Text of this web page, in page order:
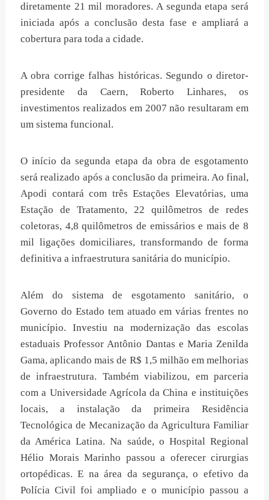
diretamente 21 mil moradores. A segunda etapa será
iniciada após a conclusão desta fase e ampliará a
cobertura para toda a cidade.
A obra corrige falhas históricas. Segundo o diretor-
presidente da Caern, Roberto Linhares, os
investimentos realizados em 2007 não resultaram em
um sistema funcional.
O início da segunda etapa da obra de esgotamento
será realizado após a conclusão da primeira. Ao final,
Apodi contará com três Estações Elevatórias, uma
Estação de Tratamento, 22 quilômetros de redes
coletoras, 4,8 quilômetros de emissários e mais de 8
mil ligações domiciliares, transformando de forma
definitiva a infraestrutura sanitária do município.
Além do sistema de esgotamento sanitário, o
Governo do Estado tem atuado em várias frentes no
município. Investiu na modernização das escolas
estaduais Professor Antônio Dantas e Maria Zenilda
Gama, aplicando mais de R$ 1,5 milhão em melhorias
de infraestrutura. Também viabilizou, em parceria
com a Universidade Agrícola da China e instituições
locais, a instalação da primeira Residência
Tecnológica de Mecanização da Agricultura Familiar
da América Latina. Na saúde, o Hospital Regional
Hélio Morais Marinho passou a oferecer cirurgias
ortopédicas. E na área da segurança, o efetivo da
Polícia Civil foi ampliado e o município passou a